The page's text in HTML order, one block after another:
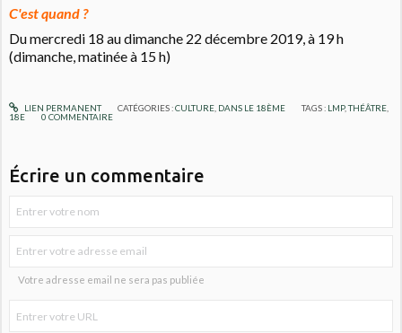
C'est quand ?
Du mercredi 18 au dimanche 22 décembre 2019, à 19 h
(dimanche, matinée à 15 h)
LIEN PERMANENT CATÉGORIES :CULTURE, DANS LE 18ÈME TAGS : LMP,THÉÂTRE
18E
0 COMMENTAIRE
Écrire un commentaire
Votre adresse email ne sera pas publiée